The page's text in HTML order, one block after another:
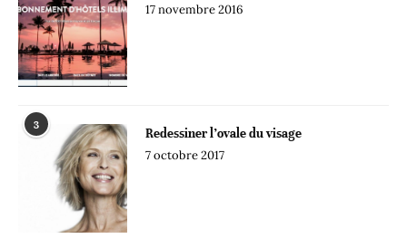
17 novembre 2016
3
Redessiner l’ovale du visage
7 octobre 2017